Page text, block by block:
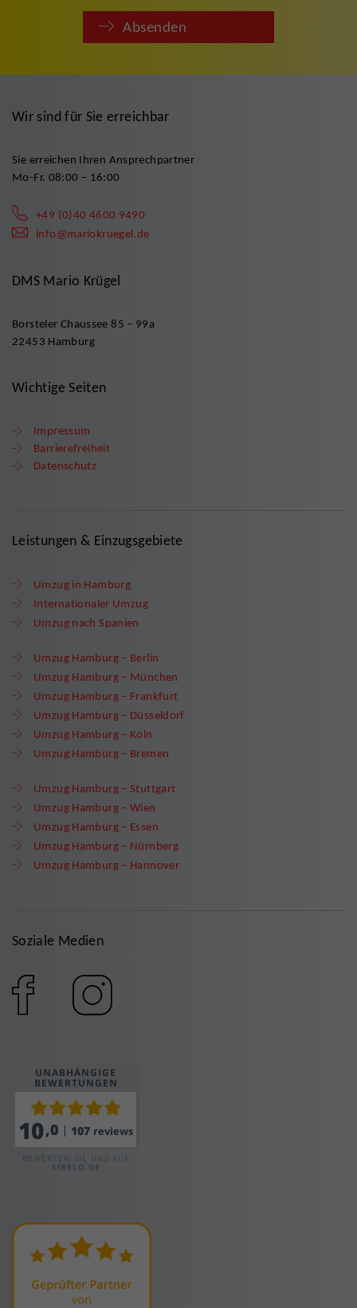
Absenden
Wir sind für Sie erreichbar
Sie erreichen Ihren Ansprechpartner
Mo-Fr. 08:00 – 16:00
+49 (0)40 4600 9490
info@mariokruegel.de
DMS Mario Krügel
Borsteler Chaussee 85 – 99a
22453 Hamburg
Wichtige Seiten
Impressum
Barrierefreiheit
Datenschutz
Leistungen & Einzugsgebiete
Umzug in Hamburg
Internationaler Umzug
Umzug nach Spanien
Umzug Hamburg – Berlin
Umzug Hamburg – München
Umzug Hamburg – Frankfurt
Umzug Hamburg – Düsseldorf
Umzug Hamburg – Köln
Umzug Hamburg – Bremen
Umzug Hamburg – Stuttgart
Umzug Hamburg – Wien
Umzug Hamburg – Essen
Umzug Hamburg – Nürnberg
Umzug Hamburg – Hannover
Soziale Medien